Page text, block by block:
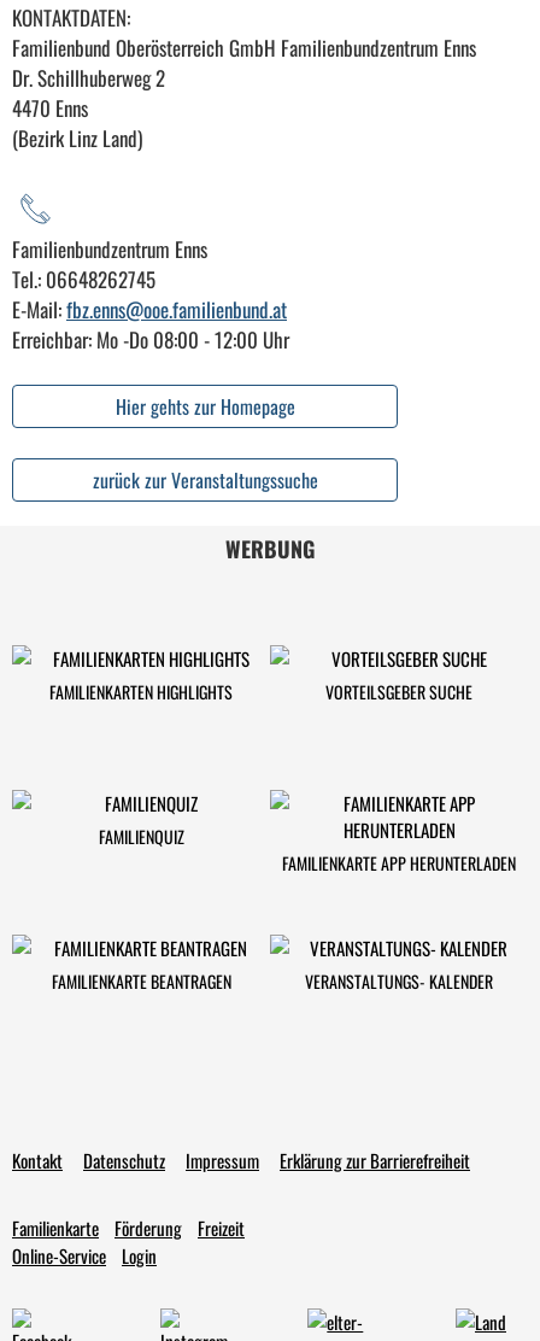
KONTAKTDATEN:
Familienbund Oberösterreich GmbH Familienbundzentrum Enns
Dr. Schillhuberweg 2
4470 Enns
(Bezirk Linz Land)
Familienbundzentrum Enns
Tel.: 06648262745
E-Mail:fbz.enns@ooe.familienbund.at
Erreichbar: Mo -Do 08:00 - 12:00 Uhr
Hier gehts zur Homepage
zurück zur Veranstaltungssuche
WERBUNG
Kontakt Datenschutz Impressum Erklärung zur Barrierefreiheit
Familienkarte Förderung
Freizeit
Online-Service
Login
FAMILIENKARTEN HIGHLIGHTS VORTEILSGEBER SUCHE
FAMILIENQUIZ
FAMILIENKARTE APP HERUNTERLADEN
FAMILIENKARTE BEANTRAGEN VERANSTALTUNGS- KALENDER